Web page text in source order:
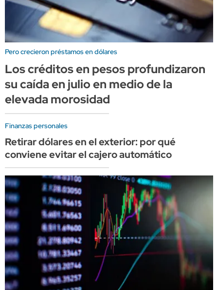
Pero crecieron préstamos en dólares
Los créditos en pesos profundizaron
su caída en julio en medio de la
elevada morosidad
Finanzas personales
Retirar dólares en el exterior: por qué
conviene evitar el cajero automático